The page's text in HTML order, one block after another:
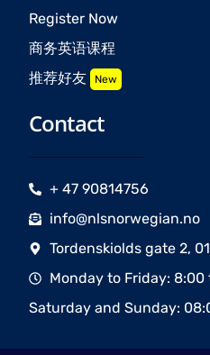
Register Now
商务英语课程
推荐好友 New
Contact
+ 47 90814756
info@nlsnorwegian.no
Tordenskiolds gate 2,
Monday to Friday: 8:00
Saturday and Sunday: